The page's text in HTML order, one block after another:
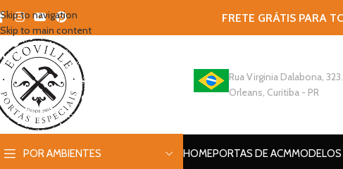
Skip to navigation
Skip to main content
FRETE GRÁTIS PARA
Rua Virginia Dalabona, 323.
Orleans, Curitiba - PR
POR AMBIENTES HOMEPORTAS DE ACMMODELOS